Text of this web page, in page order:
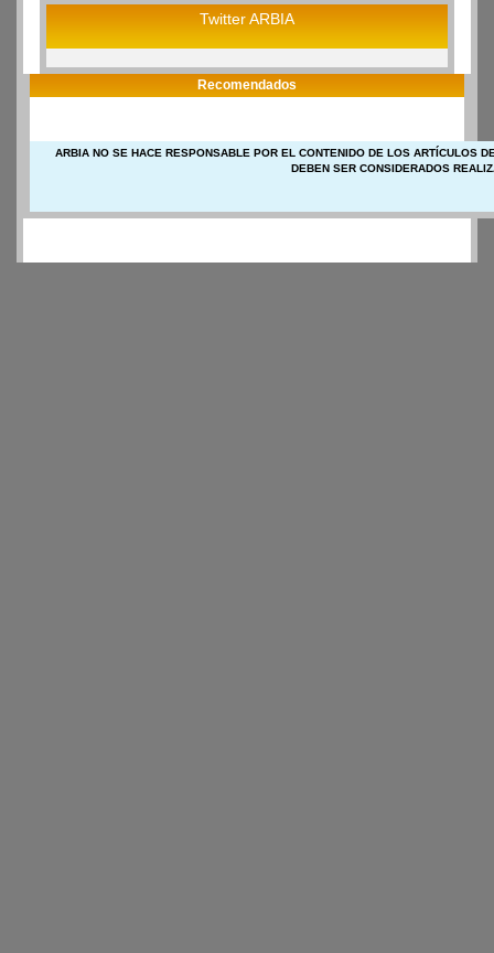
Twitter ARBIA
Recomendados
ARBIA NO SE HACE RESPONSABLE POR EL CONTENIDO DE LOS ARTÍCULOS
DEBEN SER CONSIDERADOS